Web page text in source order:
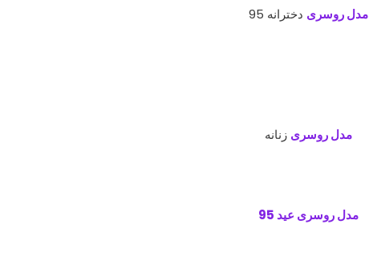
مدل روسری دخترانه 95
مدل روسری زنانه
مدل روسری عید 95